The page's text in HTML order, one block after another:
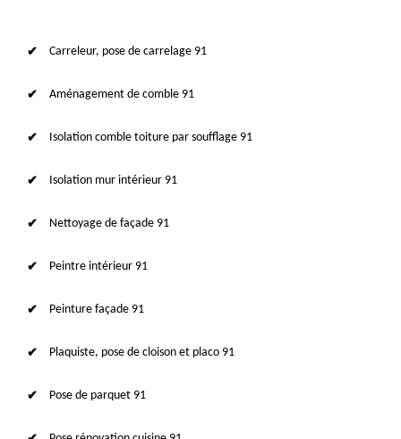
Carreleur, pose de carrelage 91
Aménagement de comble 91
Isolation comble toiture par soufflage 91
Isolation mur intérieur 91
Nettoyage de façade 91
Peintre intérieur 91
Peinture façade 91
Plaquiste, pose de cloison et placo 91
Pose de parquet 91